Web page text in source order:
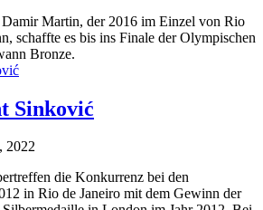
Martin, der 2016 im Einzel von Rio
schaffte es bis ins Finale der Olympischen
Bronze.
Sinković
2022
die Konkurrenz bei den
in Rio de Janeiro mit dem Gewinn der